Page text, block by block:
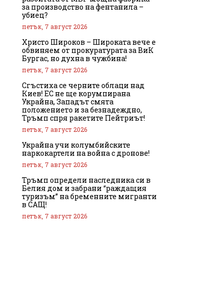
за производство на фентанила –
убиец?
петък, 7 август 2026
Христо Широков – Широката вече е
обвиняем от прокуратурата за ВиК
Бургас, но духна в чужбина!
петък, 7 август 2026
Сгъстиха се черните облаци над
Киев! ЕС не ще корумпирана
Украйна, Западът смята
положението и за безнадеждно,
Тръмп спря ракетите Пейтриът!
петък, 7 август 2026
Украйна учи колумбийските
наркокартели на война с дронове!
петък, 7 август 2026
Тръмп определи наследника си в
Белия дом и забрани “раждащия
туризъм” на бременните мигранти
в САЩ!
петък, 7 август 2026